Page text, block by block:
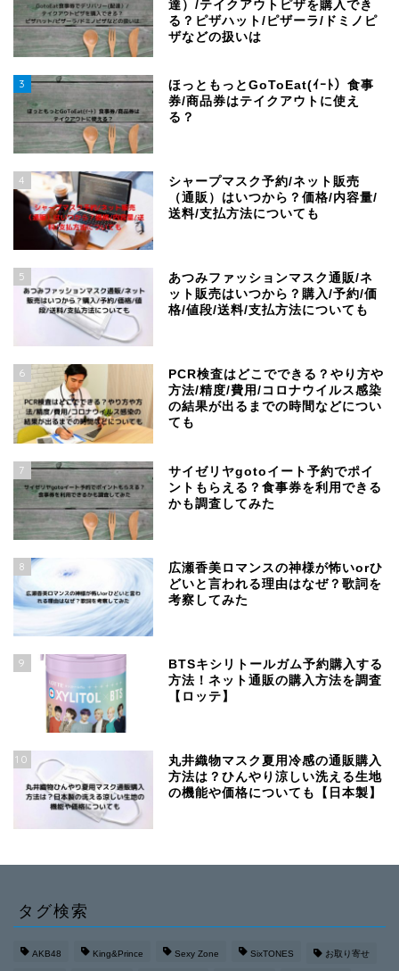
達）/テイクアウトピザを購入でき
る？ピザハット/ピザーラ/ドミノピ
ザなどの扱いは
3
ほっともっとGoToEat(ｲｰﾄ）食事
券/商品券はテイクアウトに使え
る？
4
シャープマスク予約/ネット販売
（通販）はいつから？価格/内容量/
送料/支払方法についても
5
あつみファッションマスク通販/ネ
ット販売はいつから？購入/予約/価
格/値段/送料/支払方法についても
6
PCR検査はどこでできる？やり方や
方法/精度/費用/コロナウイルス感染
の結果が出るまでの時間などについ
ても
7
サイゼリヤgotoイート予約でポイ
ントもらえる？食事券を利用できる
かも調査してみた
8
広瀬香美ロマンスの神様が怖いorひ
どいと言われる理由はなぜ？歌詞を
考察してみた
9
BTSキシリトールガム予約購入する
方法！ネット通販の購入方法を調査
【ロッテ】
10
丸井織物マスク夏用冷感の通販購入
方法は？ひんやり涼しい洗える生地
の機能や価格についても【日本製】
タグ検索
AKB48 King&Prince Sexy Zone SixTONES お取り寄せ